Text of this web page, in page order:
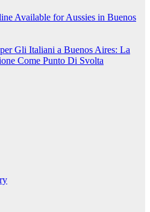
Available for Aussies in Buenos
Gli Italiani a Buenos Aires: La
Come Punto Di Svolta